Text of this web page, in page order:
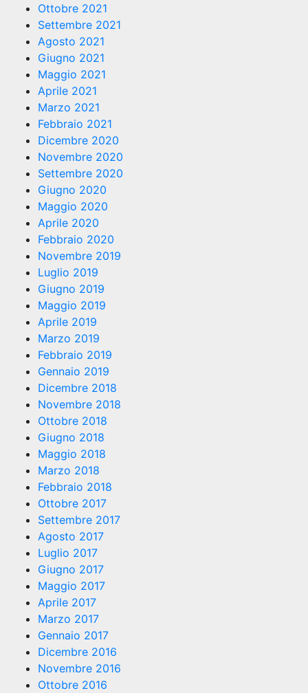
Ottobre 2021
Settembre 2021
Agosto 2021
Giugno 2021
Maggio 2021
Aprile 2021
Marzo 2021
Febbraio 2021
Dicembre 2020
Novembre 2020
Settembre 2020
Giugno 2020
Maggio 2020
Aprile 2020
Febbraio 2020
Novembre 2019
Luglio 2019
Giugno 2019
Maggio 2019
Aprile 2019
Marzo 2019
Febbraio 2019
Gennaio 2019
Dicembre 2018
Novembre 2018
Ottobre 2018
Giugno 2018
Maggio 2018
Marzo 2018
Febbraio 2018
Ottobre 2017
Settembre 2017
Agosto 2017
Luglio 2017
Giugno 2017
Maggio 2017
Aprile 2017
Marzo 2017
Gennaio 2017
Dicembre 2016
Novembre 2016
Ottobre 2016